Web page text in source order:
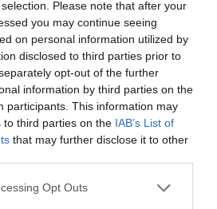
Please note that after your
you may continue seeing
on personal information utilized by
disclosed to third parties prior to
opt-out of the further
information by third parties on the
participants. This information may
to third parties on the IAB’s List of
that may further disclose it to other
Opt Outs
ιθαγενείς αναζητώντας εκεί
στον κύκλο του. Είναι
που πραγματοποίησαν και οι
έπασχε από κατάθλιψη, ίσως
γη και σε άλλα μέρη, με
και υπό άλλες συνθήκες αλλά
επιθυμία για την ανακάλυψη
παρόντες να ήταν ανεπαρκείς. Ο
τόνο: “Ένα βαρύ